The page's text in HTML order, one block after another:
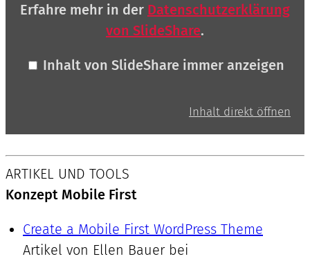
Erfahre mehr in der Datenschutzerklärung
von SlideShare.
Inhalt von SlideShare immer anzeigen
Inhalt direkt öffnen
ARTIKEL UND TOOLS
Konzept Mobile First
Create a Mobile First WordPress Theme
Artikel von Ellen Bauer bei